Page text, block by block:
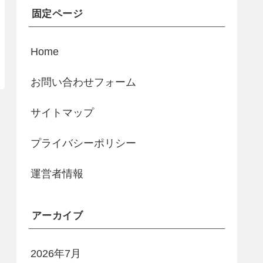
固定ページ
Home
お問い合わせフォーム
サイトマップ
プライバシーポリシー
運営者情報
アーカイブ
2026年7月